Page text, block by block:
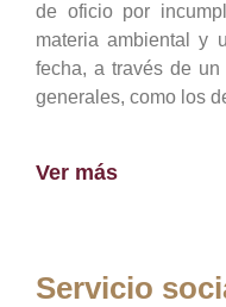
de oficio por
materia ambiental y
fecha, a través de
generales, como los
Ver más
Servicio